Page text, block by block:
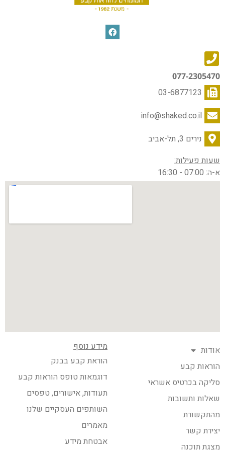
077-2305470
03-6877123
info@shaked.co.il
נירים 3, תל-אביב
שעות פעילות:
א-ה: 07:00 - 16:30
אודות
הוראות קבע
סליקה בכרטיס אשראי
שאלות ותשובות
מהתקשורת
יצירת קשר
מצגת תוכנה
מידע נוסף
הוראת קבע בבנק
דוגמאות טופס הוראות קבע
תעודות, אישורים, טפסים
השותפים העסקיים שלנו
מאמרים
אבטחת מידע